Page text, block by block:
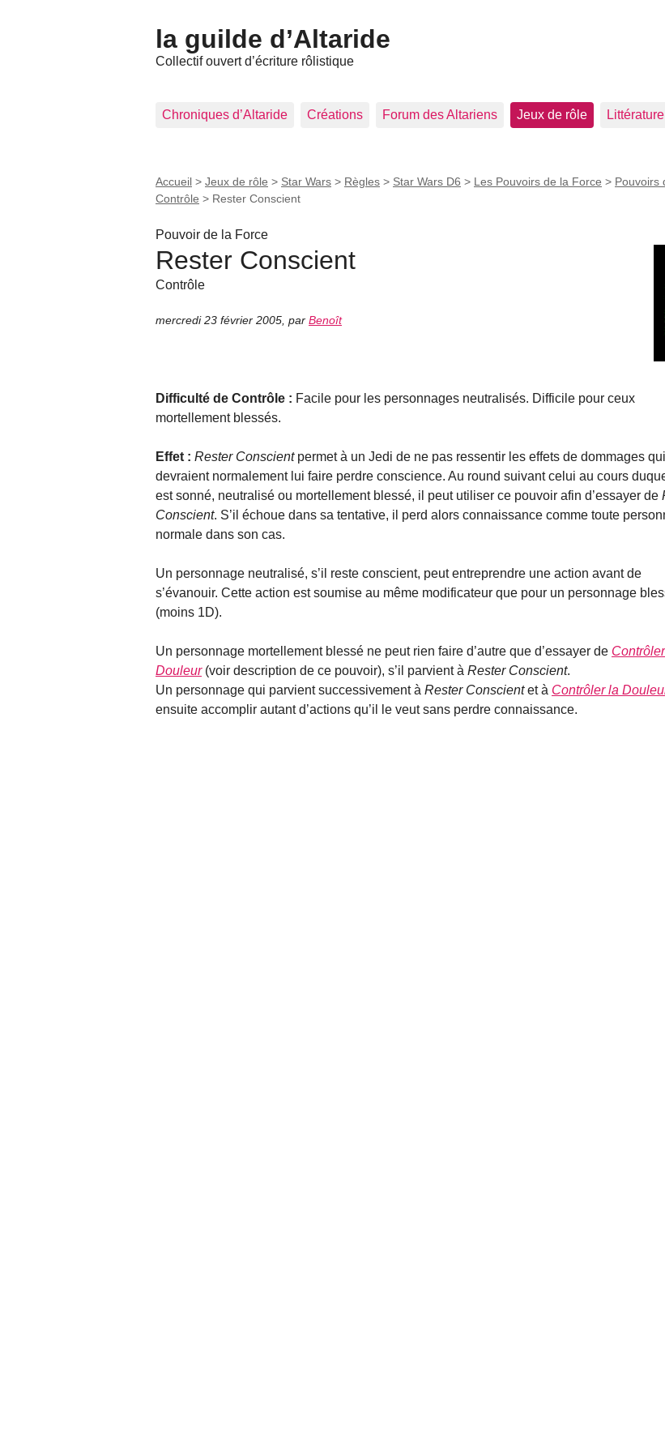
la guilde d’Altaride
Collectif ouvert d’écriture rôlistique
Chroniques d’Altaride Créations Forum des Altariens Jeux de rôle Littérature
Accueil > Jeux de rôle > Star Wars > Règles > Star Wars D6 > Les Pouvoirs de la Force > Pouvoirs
Contrôle > Rester Conscient
Pouvoir de la Force
Rester Conscient
Contrôle
mercredi 23 février 2005 par Benoît
Difficulté de Contrôle : Facile pour les personnages neutralisés. Difficile pour ceux
mortellement blessés.
Effet : Rester Conscientpermet à un Jedi de ne pas ressentir les effets de dommages qui
devraient normalement lui faire perdre conscience. Au round suivant celui au cours
est sonné, neutralisé ou mortellement blessé, il peut utiliser ce pouvoir afin d’essayer de
Conscient. S’il échoue dans sa tentative, il perd alors connaissance comme toute
normale dans son cas.
Un personnage neutralisé, s’il reste conscient, peut entreprendre une action avant de
s’évanouir. Cette action est soumise au même modificateur que pour un personnage
(moins 1D).
Un personnage mortellement blessé ne peut rien faire d’autre que d’essayer de
Douleur(voir description de ce pouvoir), s’il parvient à Rester Conscient.
Un personnage qui parvient successivement à Rester Conscientet à Contrôler la
ensuite accomplir autant d’actions qu’il le veut sans perdre connaissance.